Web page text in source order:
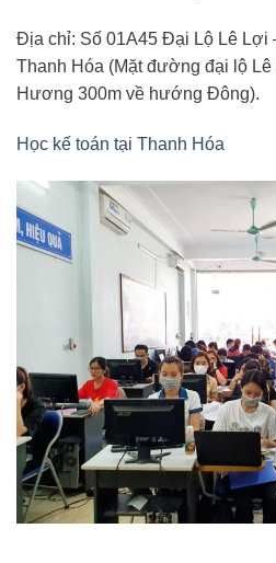
Địa chỉ: Số 01A45 Đại Lộ Lê Lợi
Thanh Hóa (Mặt đường đại lộ
Hương 300m về hướng Đông).
Học kế toán tại Thanh Hóa